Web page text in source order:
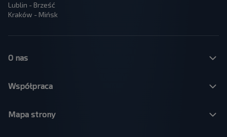
Lublin - Brześć
Kraków - Mińsk
O nas
Współpraca
Mapa strony